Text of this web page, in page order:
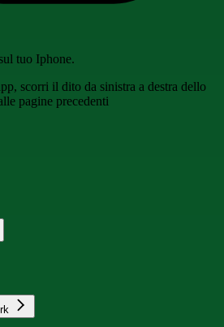
tuo Iphone.
scorri il dito da sinistra a destra dello
pagine precedenti